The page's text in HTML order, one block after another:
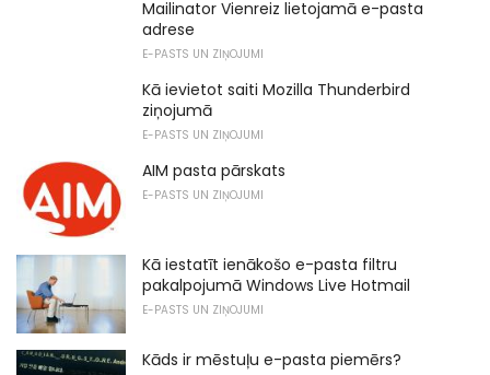
Mailinator Vienreiz lietojamā e-pasta
adrese
E-PASTS UN ZIŅOJUMI
Kā ievietot saiti Mozilla Thunderbird
ziņojumā
E-PASTS UN ZIŅOJUMI
AIM pasta pārskats
E-PASTS UN ZIŅOJUMI
Kā iestatīt ienākošo e-pasta filtru
pakalpojumā Windows Live Hotmail
E-PASTS UN ZIŅOJUMI
Kāds ir mēstuļu e-pasta piemērs?